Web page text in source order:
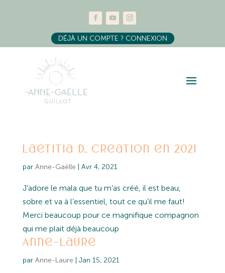
DÉJÀ UN COMPTE ? CONNEXION
Laëtitia D., création en 2021
par Anne-Gaëlle Avr 4, 2021
J’adore le mala que tu m’as créé, il est beau,
sobre et va à l’essentiel, tout ce qu’il me faut!
Merci beaucoup pour ce magnifique compagnon
qui me plait déjà beaucoup
Anne-Laure
par Anne-Laure Jan 15, 2021